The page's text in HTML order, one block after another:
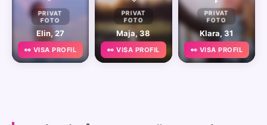
PRIVAT
FOTO
Elin, 27
👀 VISA PROFIL
PRIVAT
FOTO
Maja, 38
👀 VISA PROFIL
PRIVAT
FOTO
Klara, 31
👀 VISA PROFIL